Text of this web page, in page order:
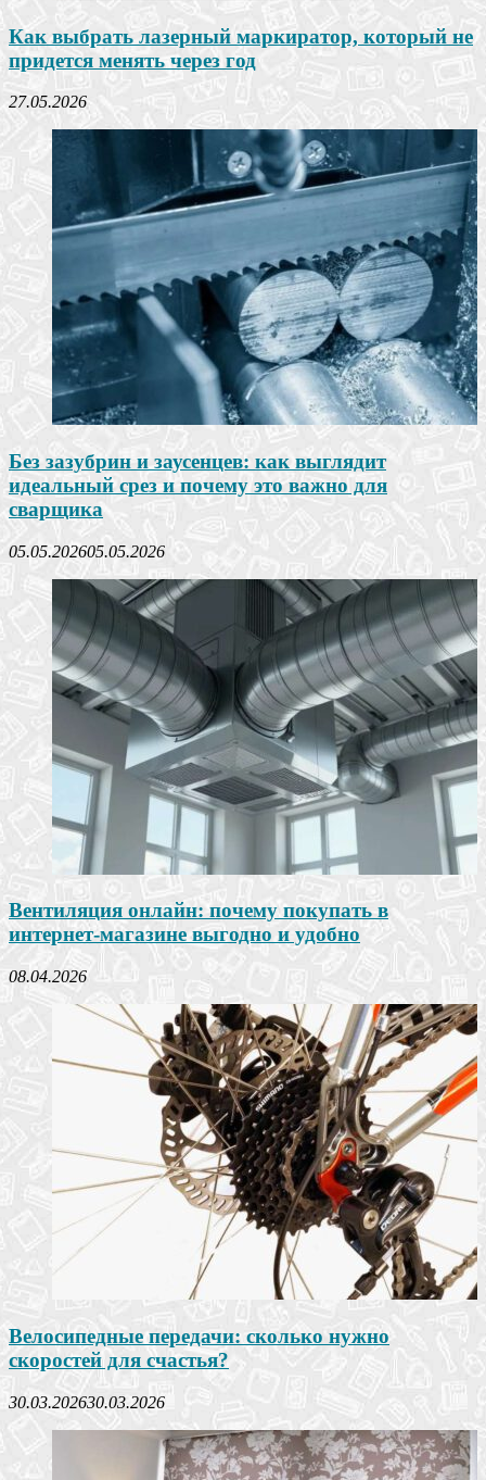
Как выбрать лазерный маркиратор, который не
придется менять через год
27.05.2026
Без зазубрин и заусенцев: как выглядит
идеальный срез и почему это важно для
сварщика
05.05.202605.05.2026
Вентиляция онлайн: почему покупать в
интернет-магазине выгодно и удобно
08.04.2026
Велосипедные передачи: сколько нужно
скоростей для счастья?
30.03.202630.03.2026